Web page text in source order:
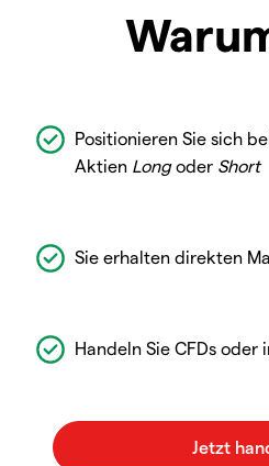
Positionieren Sie sich
Aktien Longoder Short
Sie erhalten direkten
Handeln Sie CFDs